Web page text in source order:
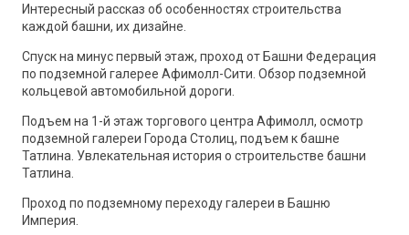
Интересный рассказ об особенностях строительства
каждой башни, их дизайне.
Спуск на минус первый этаж, проход от Башни Федерация
по подземной галерее Афимолл-Сити. Обзор подземной
кольцевой автомобильной дороги.
Подъем на 1-й этаж торгового центра Афимолл, осмотр
подземной галереи Города Столиц, подъем к башне
Татлина. Увлекательная история о строительстве башни
Татлина.
Проход по подземному переходу галереи в Башню
Империя.